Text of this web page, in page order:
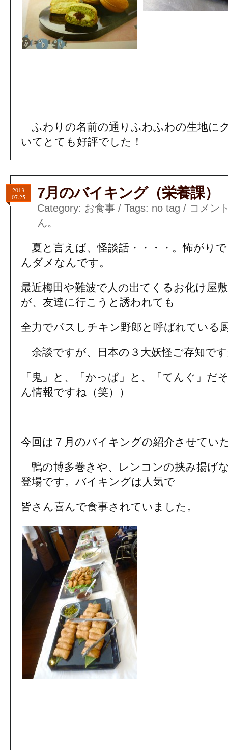
ふわりの名前の通りふわふわの生地に
いてとても好評でした！
2013
07.25
7月のバイキング（栄養課）
Category: お食事 / Tags: no tag / コメン
ん。
夏と言えば、怪談話・・・・。怖がり
んダメなんです。
最近梅田や難波で人の出てくるお化け屋
が、友達に行こうと誘われても
全力でパスしチキン野郎と呼ばれている
余談ですが、日本の３大妖怪ご存知で
「鬼」と、「かっぱ」と、「てんぐ」だ
ん情報ですね（笑））
今回は７月のバイキングの紹介させてい
鴨の博多巻きや、レンコンの挟み揚げ
登場です。バイキングは人気で
皆さん喜んで食事されていました。